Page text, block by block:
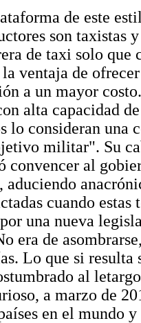
de este
son taxistas
de taxi solo que
ventaja de
a un mayor
alta capacidad
lo consideran una
militar". Su
convencer al
, aduciendo
cuando
una nueva
era de
Lo que si
al
a marzo de
en el mundo